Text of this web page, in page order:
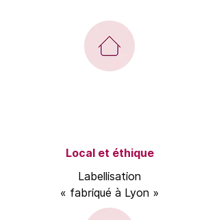
Local et éthique
Labellisation
« fabriqué à Lyon »